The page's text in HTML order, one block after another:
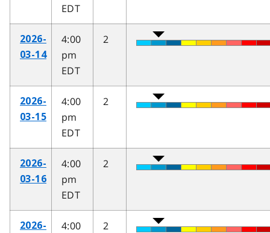
EDT
2026-
03-14
4:00
pm
EDT
2
2026-
03-15
4:00
pm
EDT
2
2026-
03-16
4:00
pm
EDT
2
2026-
4:00
2